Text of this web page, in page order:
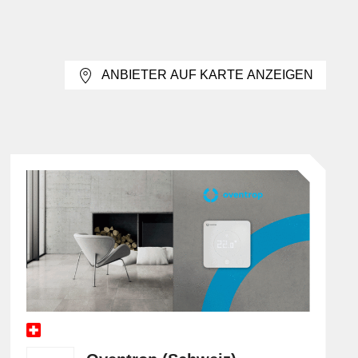
als bei einer reinen Transport- oder
ANBIETER AUF KARTE ANZEIGEN